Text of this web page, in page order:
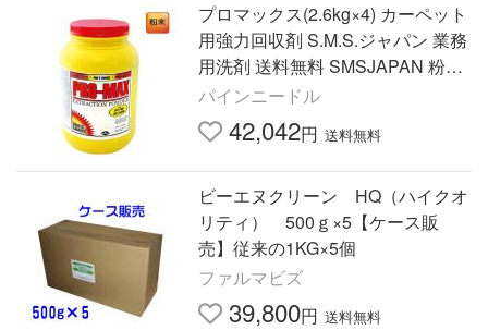
プロマックス(2.6kg×4) カーペット
用強力回収剤 S.M.S.ジャパン 業務
用洗剤 送料無料 SMSJAPAN 粉末
タイプ 油・タンパク質などの汚れ
計量スプーン付
パインニードル
42,042円 送料無料
ビーエヌクリーン HQ（ハイクオ
リティ） 500ｇ×5【ケース販
売】従来の1KG×5個
ファルマビズ
39,800円 送料無料